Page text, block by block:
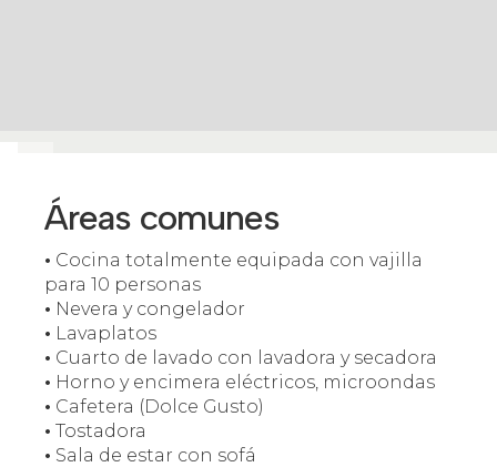
Áreas comunes
• Cocina totalmente equipada con vajilla
para 10 personas
• Nevera y congelador
• Lavaplatos
• Cuarto de lavado con lavadora y secadora
• Horno y encimera eléctricos, microondas
• Cafetera (Dolce Gusto)
• Tostadora
• Sala de estar con sofá